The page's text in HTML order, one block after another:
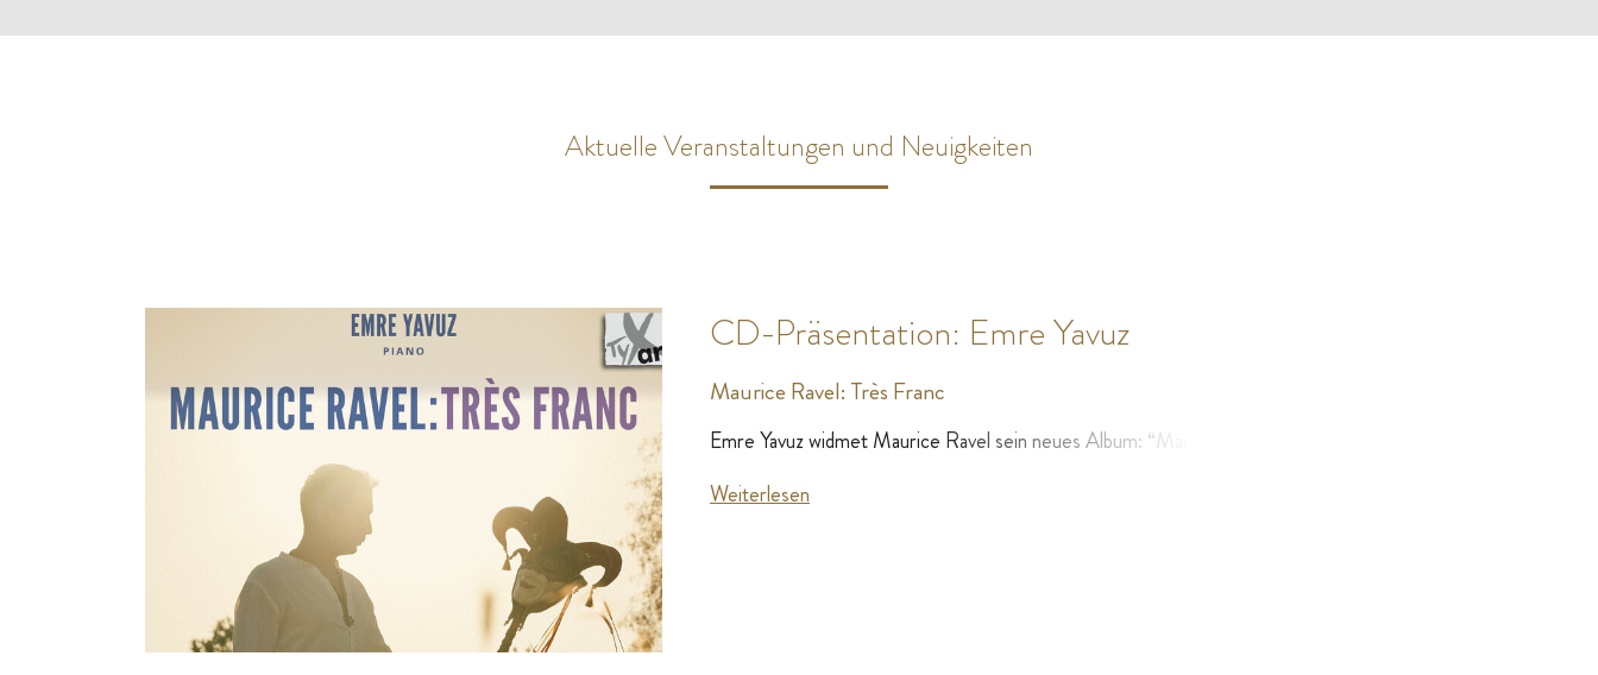
Aktuelle Veranstaltungen und Neuigkeiten
CD-Präsentation: Emre Yavuz
Maurice Ravel: Très Franc
Emre Yavuz widmet Maurice Ravel sein neues Album: “Maurice Ravel: Très Franc”
Weiterlesen